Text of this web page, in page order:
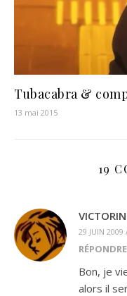
Tubacabra &
13 mai 2015
19
29 JUIN 2009
RÉPONDRE
Bon, je
alors il